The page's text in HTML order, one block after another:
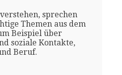
sprechen
Themen aus dem
Beispiel über
soziale Kontakte,
Beruf.